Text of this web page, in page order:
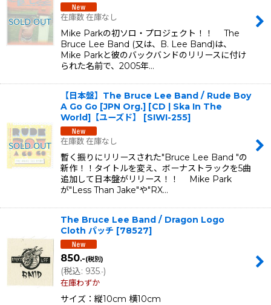
在庫数 在庫なし
Mike Parkの初ソロ・プロジェクト！！ The
Bruce Lee Band (又は、B. Lee Band)は、
Mike Parkと彼のバックバンドのリリースに付け
られた名前で、2005年…
【日本盤】The Bruce Lee Band / Rude Boy
A Go Go [JPN Org.] [CD | Ska In The
World]【ユーズド】
[SIWI-255]
在庫数 在庫なし
暫く振りにリリースされた"Bruce Lee Band "の
新作！！タイトルを変え、ボーナストラックを5曲
追加して日本盤がリリース！！ Mike Park
が"Less Than Jake"や"RX…
The Bruce Lee Band / Dragon Logo
Cloth パッチ [78527]
850.-(税別)
(税込: 935.-)
在庫わずか
サイズ：縦10cm 横10cm